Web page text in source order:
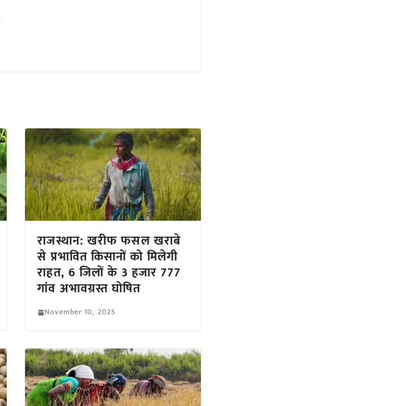
राजस्थान: खरीफ फसल खराबे
से प्रभावित किसानों को मिलेगी
राहत, 6 जिलों के 3 हजार 777
गांव अभावग्रस्त घोषित
November 10, 2025